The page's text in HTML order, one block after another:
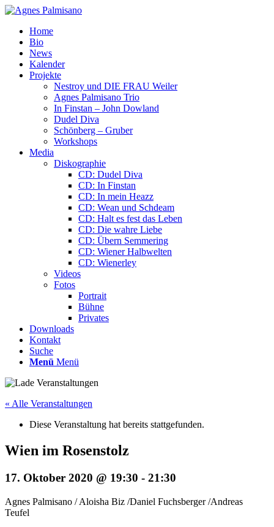
Home
Bio
News
Kalender
Projekte
Nestroy und DIE FRAU Weiler
Agnes Palmisano Trio
In Finstan – John Dowland
Dudel Diva
Schönberg – Gruber
Workshops
Media
Diskographie
CD: Dudel Diva
CD: In Finstan
CD: In mein Heazz
CD: Wean und Schdeam
CD: Halt es fest das Leben
CD: Die wahre Liebe
CD: Übern Semmering
CD: Wiener Halbwelten
CD: Wienerley
Videos
Fotos
Portrait
Bühne
Privates
Downloads
Kontakt
Suche
Menü Menü
« Alle Veranstaltungen
Diese Veranstaltung hat bereits stattgefunden.
Wien im Rosenstolz
17. Oktober 2020 @ 19:30 - 21:30
Agnes Palmisano / Aloisha Biz /Daniel Fuchsberger /Andreas
Teufel